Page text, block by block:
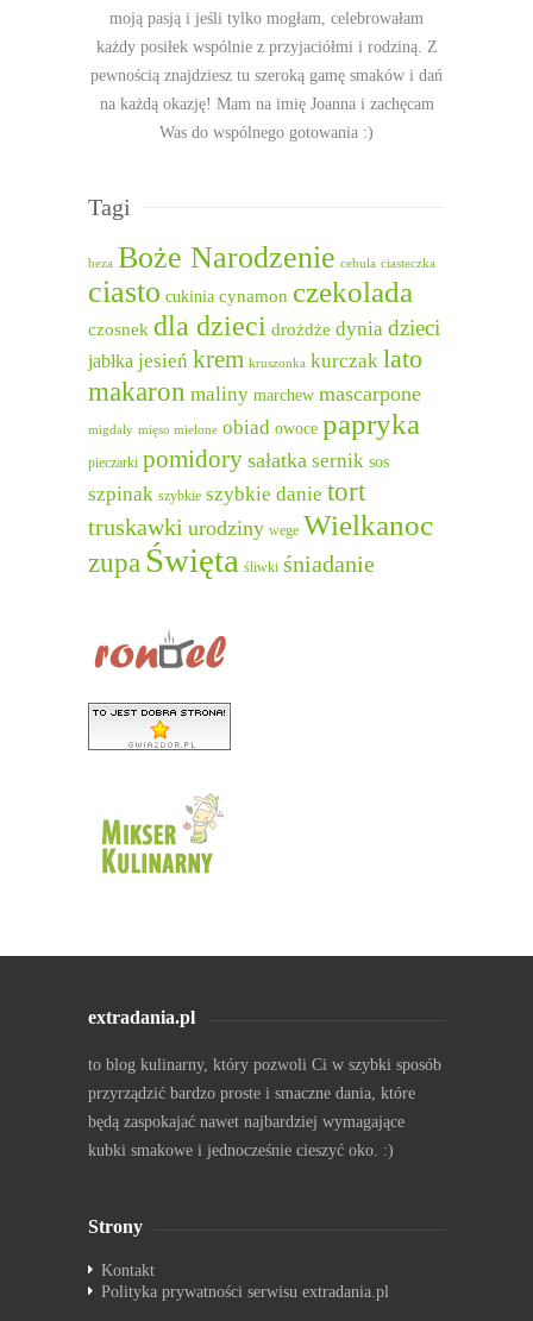
moją pasją i jeśli tylko mogłam, celebrowałam
każdy posiłek wspólnie z przyjaciółmi i rodziną. Z
pewnością znajdziesz tu szeroką gamę smaków i dań
na każdą okazję! Mam na imię Joanna i zachęcam
Was do wspólnego gotowania :)
Tagi
beza Boże Narodzenie cebula ciasteczka
ciasto cukinia cynamon czekolada
czosnek dla dzieci drożdże dynia dzieci
jabłka jesień krem kruszonka kurczak lato
makaron maliny marchew mascarpone
migdały mięso mielone obiad owoce papryka
pieczarki pomidory sałatka sernik sos
szpinak szybkie szybkie danie tort
truskawki urodziny wege Wielkanoc
zupa Święta śliwki śniadanie
extradania.pl
to blog kulinarny, który pozwoli Ci w szybki sposób
przyrządzić bardzo proste i smaczne dania, które
będą zaspokajać nawet najbardziej wymagające
kubki smakowe i jednocześnie cieszyć oko. :)
Strony
Kontakt
Polityka prywatności serwisu extradania.pl